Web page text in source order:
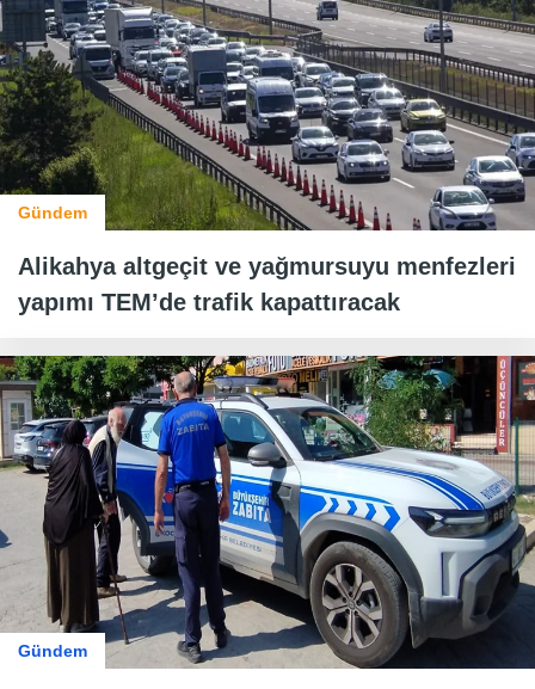
Gündem
Alikahya altgeçit ve yağmursuyu menfezleri
yapımı TEM’de trafik kapattıracak
Gündem